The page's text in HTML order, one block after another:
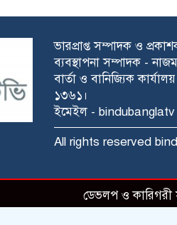
ভারপ্রাপ্ত সম্পাদক ও
ব্যবস্থাপনা সম্পাদক -
বার্তা ও বানিজ্যিক
১৩৬১।
ইমেইল -
All rights reserved
ডেভলপ ও কারিগরী